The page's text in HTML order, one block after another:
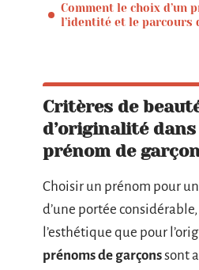
Comment le choix d’un
l’identité et le parcours
Critères de
d’originalité dans
prénom de
Choisir un prénom pour
d’une portée
l’esthétique que pour
prénoms de garçonssont